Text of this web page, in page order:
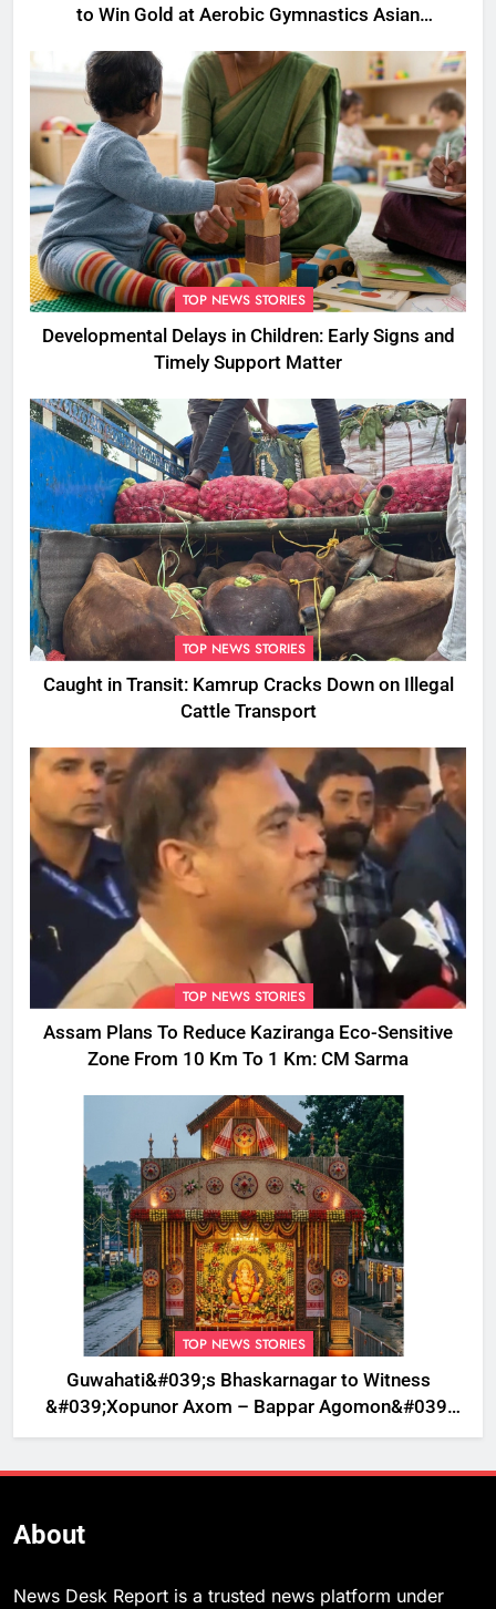
to Win Gold at Aerobic Gymnastics Asian
TOP NEWS STORIES
Developmental Delays in Children: Early Signs and
Timely Support Matter
TOP NEWS STORIES
Caught in Transit: Kamrup Cracks Down on Illegal
Cattle Transport
TOP NEWS STORIES
Assam Plans To Reduce Kaziranga Eco-Sensitive
Zone From 10 Km To 1 Km: CM Sarma
TOP NEWS STORIES
Guwahati&#039;s Bhaskarnagar to Witness
&#039;Xopunor Axom – Bappar Agomon&#039;
Theme This Ganesh Chaturthi
About
News Desk Report is a trusted news platform under